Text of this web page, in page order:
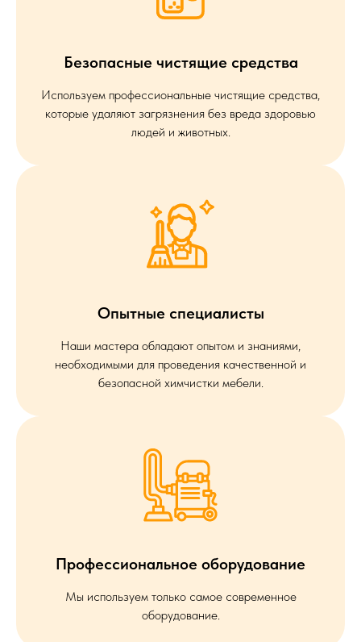
Безопасные чистящие средства
Используем профессиональные чистящие средства,
которые удаляют загрязнения без вреда здоровью
людей и животных.
Опытные специалисты
Наши мастера обладают опытом и знаниями,
необходимыми для проведения качественной и
безопасной химчистки мебели.
Профессиональное оборудование
Мы используем только самое современное
оборудование.